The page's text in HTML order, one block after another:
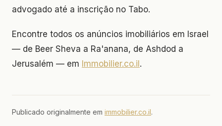
advogado até a inscrição no Tabo.
Encontre todos os anúncios imobiliários em Israel
— de Beer Sheva a Ra'anana, de Ashdod a
Jerusalém — em Immobilier.co.il.
Publicado originalmente em immobilier.co.il.